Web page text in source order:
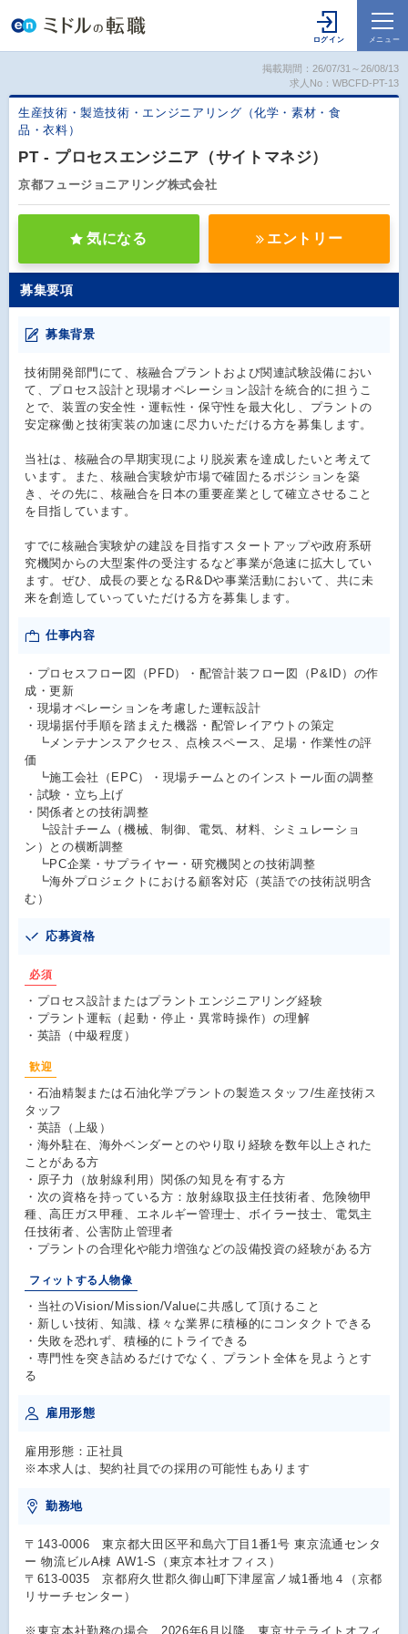
掲載期間：26/07/31～26/08/13
求人No：WBCFD-PT-13
生産技術・製造技術・エンジニアリング（化学・素材・食
品・衣料）
PT - プロセスエンジニア（サイトマネジ）
京都フュージョニアリング株式会社
気になる エントリー
募集要項
募集背景
技術開発部門にて、核融合プラントおよび関連試験設備におい
て、プロセス設計と現場オペレーション設計を統合的に担うこ
とで、装置の安全性・運転性・保守性を最大化し、プラントの
安定稼働と技術実装の加速に尽力いただける方を募集します。
当社は、核融合の早期実現により脱炭素を達成したいと考えて
います。また、核融合実験炉市場で確固たるポジションを築
き、その先に、核融合を日本の重要産業として確立させること
を目指しています。
すでに核融合実験炉の建設を目指すスタートアップや政府系研
究機関からの大型案件の受注するなど事業が急速に拡大してい
ます。ぜひ、成長の要となるR&Dや事業活動において、共に未
来を創造していっていただける方を募集します。
仕事内容
・プロセスフロー図（PFD）・配管計装フロー図（P&ID）の作
成・更新​
・現場オペレーションを考慮した運転設計​
・現場据付手順を踏まえた機器・配管レイアウトの策定​
┗メンテナンスアクセス、点検スペース、足場・作業性の評
価​
┗施工会社（EPC）・現場チームとのインストール面の調整​
・試験・立ち上げ​
・関係者との技術調整​
┗設計チーム（機械、制御、電気、材料、シミュレーショ
ン）との横断調整​
┗PC企業・サプライヤー・研究機関との技術調整​
┗海外プロジェクトにおける顧客対応（英語での技術説明含
む）​
応募資格
必須
・プロセス設計またはプラントエンジニアリング経験
・プラント運転（起動・停止・異常時操作）の理解
・英語（中級程度）
歓迎
・石油精製または石油化学プラントの製造スタッフ/生産技術ス
タッフ
・英語（上級）
・海外駐在、海外ベンダーとのやり取り経験を数年以上された
ことがある方
・原子力（放射線利用）関係の知見を有する方
・次の資格を持っている方：放射線取扱主任技術者、危険物甲
種、高圧ガス甲種、エネルギー管理士、ボイラー技士、電気主
任技術者、公害防止管理者
・プラントの合理化や能力増強などの設備投資の経験がある方
フィットする人物像
・当社のVision/Mission/Valueに共感して頂けること
・新しい技術、知識、様々な業界に積極的にコンタクトできる
・失敗を恐れず、積極的にトライできる
・専門性を突き詰めるだけでなく、プラント全体を見ようとす
る
雇用形態
雇用形態：正社員
※本求人は、契約社員での採用の可能性もあります
勤務地
〒143-0006 東京都大田区平和島六丁目1番1号 東京流通センタ
ー 物流ビルA棟 AW1-S（東京本社オフィス）
〒613-0035 京都府久世郡久御山町下津屋富ノ城1番地４（京都
リサーチセンター）
※東京本社勤務の場合、2026年6月以降、東京サテライトオフィ